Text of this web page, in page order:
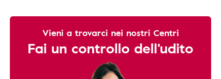
Vieni a trovarci nei nostri Centri
Fai un controllo dell'udito